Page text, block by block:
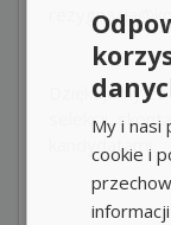
Dziękujemy
selekcji,
kandydatami.
My i nasi
cookie i